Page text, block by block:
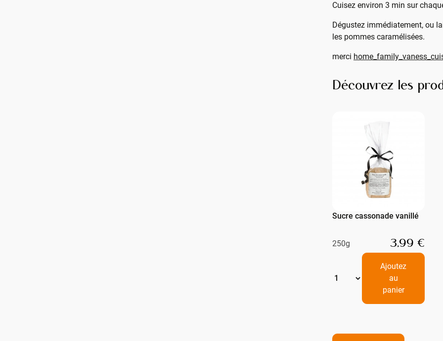
Cuisez environ 3 min sur
Dégustez immédiatement, ou
les pommes caramélisées.
merci
Découvrez les
Sucre cassonade vanillé
250g 3,99 €
Ajoutez
au
panier